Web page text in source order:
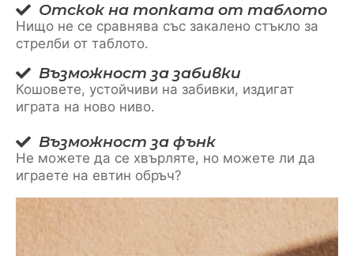
Отскок на топката от таблото
Нищо не се сравнява със закалено стъкло за
стрелби от таблото.
Възможност за забивки
Кошовете, устойчиви на забивки, издигат
играта на ново ниво.
Възможност за фънк
Не можете да се хвърляте, но можете ли да
играете на евтин обръч?